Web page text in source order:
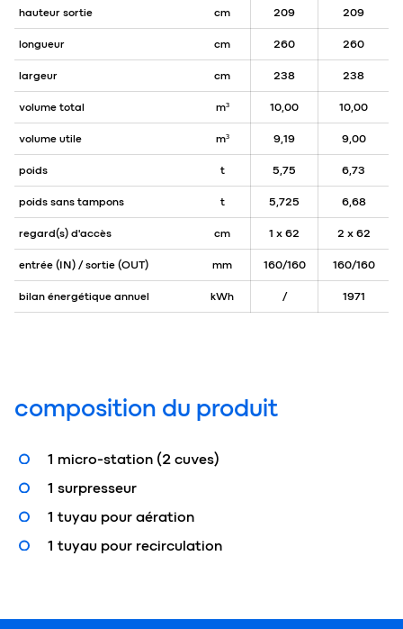
hauteur sortie cm 209 209
longueur cm 260 260
largeur cm 238 238
volume total m³ 10,00 10,00
volume utile m³ 9,19 9,00
poids t 5,75 6,73
poids sans tampons t 5,725 6,68
regard(s) d'accès cm 1 x 62 2 x 62
entrée (IN) / sortie (OUT) mm 160/160 160/160
bilan énergétique annuel kWh / 1971
composition du produit
1 micro-station (2 cuves)
1 surpresseur
1 tuyau pour aération
1 tuyau pour recirculation